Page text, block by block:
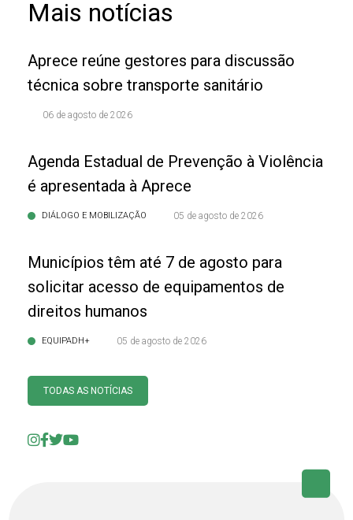
Mais notícias
Aprece reúne gestores para discussão
técnica sobre transporte sanitário
06 de agosto de 2026
Agenda Estadual de Prevenção à Violência
é apresentada à Aprece
DIÁLOGO E MOBILIZAÇÃO 05 de agosto de 2026
Municípios têm até 7 de agosto para
solicitar acesso de equipamentos de
direitos humanos
EQUIPADH+ 05 de agosto de 2026
TODAS AS NOTÍCIAS